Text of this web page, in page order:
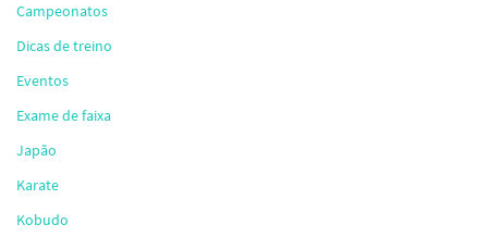
Campeonatos
Dicas de treino
Eventos
Exame de faixa
Japão
Karate
Kobudo